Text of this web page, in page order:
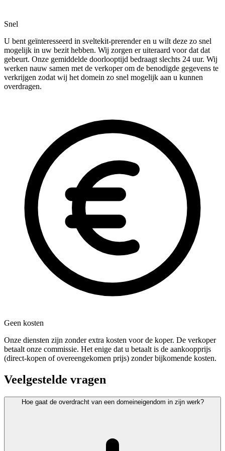
Snel
U bent geïnteresseerd in sveltekit-prerender en u wilt deze zo snel
mogelijk in uw bezit hebben. Wij zorgen er uiteraard voor dat dat
gebeurt. Onze gemiddelde doorlooptijd bedraagt slechts 24 uur. Wij
werken nauw samen met de verkoper om de benodigde gegevens te
verkrijgen zodat wij het domein zo snel mogelijk aan u kunnen
overdragen.
Geen kosten
Onze diensten zijn zonder extra kosten voor de koper. De verkoper
betaalt onze commissie. Het enige dat u betaalt is de aankoopprijs
(direct-kopen of overeengekomen prijs) zonder bijkomende kosten.
Veelgestelde vragen
Hoe gaat de overdracht van een domeineigendom in zijn werk?